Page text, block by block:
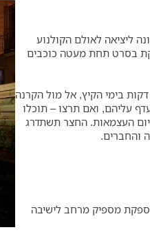
ליציאה לאולם הקולנוע
בסרט תחת מעטה כוכבים
בימי הקיץ, אל מול הקרנה
עליהם, ואם תרצו – תוכלו
העצמאות. החצר תשתדרג
והחברים.
מספיק מרחב לישיבה